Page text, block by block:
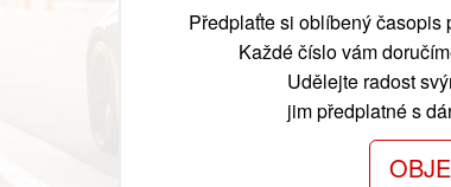
Předplaťte si oblíbený časopis
Každé číslo vám
Udělejte radost
jim předplatné s